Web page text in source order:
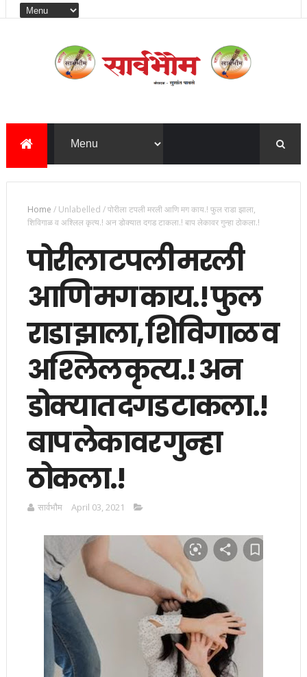
Home /Unlabelled /पोरीला टपली मरली आणि मग काय.! फुल राडा झाला,
शिविगाळ व अश्लिल कृत्य.! अन डोक्यात दगड टाकला.! बाप लेकावर गुन्हा ठोकला.!
पोरीला टपली मरली
आणि मग काय.! फुल
राडा झाला, शिविगाळ व
अश्लिल कृत्य.! अन
डोक्यात दगड टाकला.!
बाप लेकावर गुन्हा
ठोकला.!
सार्वभाैम April 03, 2021